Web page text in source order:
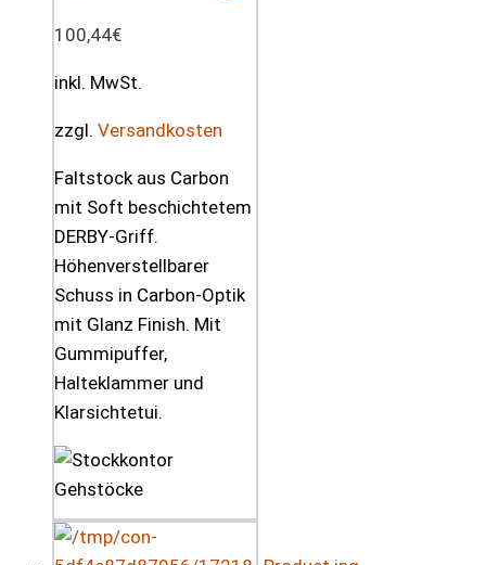
100,44€
inkl. MwSt.
zzgl. Versandkosten
Faltstock aus Carbon
mit Soft beschichtetem
DERBY-Griff.
Höhenverstellbarer
Schuss in Carbon-Optik
mit Glanz Finish. Mit
Gummipuffer,
Halteklammer und
Klarsichtetui.